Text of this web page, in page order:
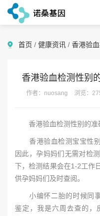
首页 / 健康资讯 / 香港验
香港验血检测性别
作者：nuosang 浏览：
香港验血检测性别的准
香港验血检测宝宝性别
因此，孕妈妈们无需对检
下，检测结果会在1-2工作
供孕妈妈们及时查阅。
小编怀二胎的时候同事
鉴定，我是六周去查的，